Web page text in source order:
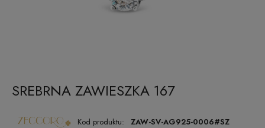
SREBRNA ZAWIESZKA 167
Kod produktu: ZAW-SV-AG925-0006#SZ